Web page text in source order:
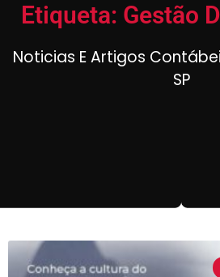
Etiqueta: Gestão
Noticias E Artigos
SP